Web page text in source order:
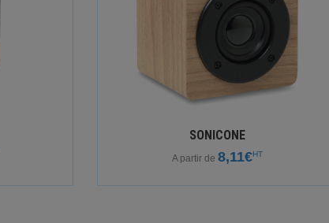
SONICONE
A partir de 8,11€HT